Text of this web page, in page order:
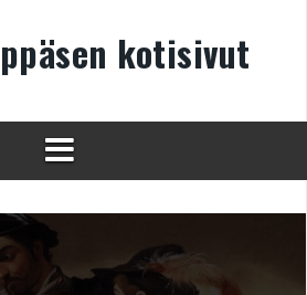
kotisivut